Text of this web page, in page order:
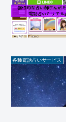
各種電話占いサービス